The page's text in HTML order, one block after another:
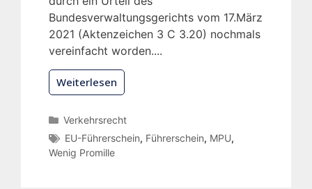
Bundesverwaltungsgerichts vom 17.März
2021 (Aktenzeichen 3 C 3.20) nochmals
vereinfacht worden....
Weiterlesen
Verkehrsrecht
EU-Führerschein, Führerschein, MPU,
Wenig Promille